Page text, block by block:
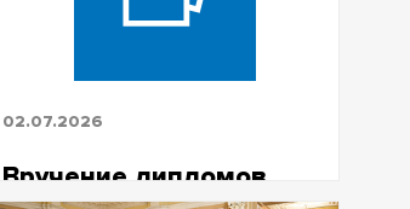
02.07.2026
Вручение дипломов